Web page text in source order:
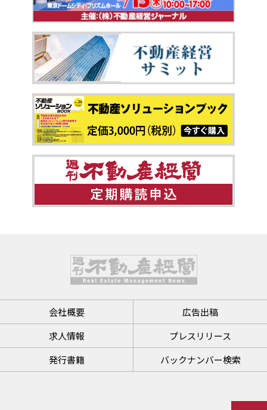
会社概要
広告出稿
求人情報
プレスリリース
発行書籍
バックナンバー検索